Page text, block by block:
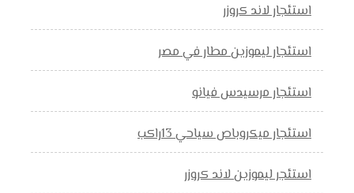
استئجار لاند كروزر
استئجار ليموزين مطار في مصر
استئجار مرسيدس فيانو
استئجار ميكروباص سياحي 13راكب
استئجر ليموزين لاند كروزر